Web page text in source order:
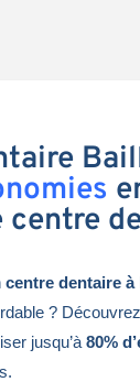
centre
centre dentaire à
?
jusqu’à 80%